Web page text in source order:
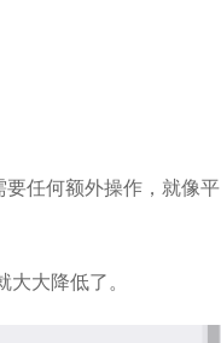
要任何额外操作，就像平
大降低了。